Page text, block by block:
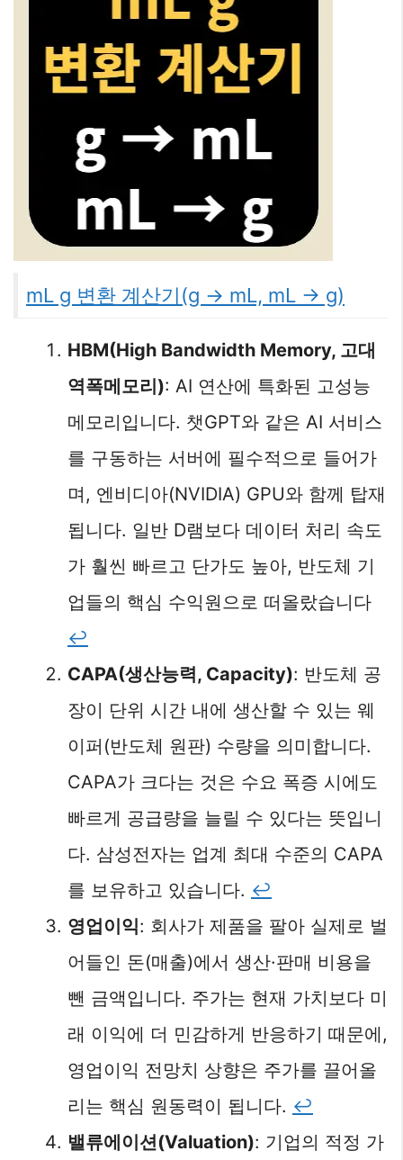
mL g 변환 계산기(g → mL, mL → g)
HBM(High Bandwidth Memory, 고대
역폭메모리): AI 연산에 특화된 고성능
메모리입니다. 챗GPT와 같은 AI 서비스
를 구동하는 서버에 필수적으로 들어가
며, 엔비디아(NVIDIA) GPU와 함께 탑재
됩니다. 일반 D램보다 데이터 처리 속도
가 훨씬 빠르고 단가도 높아, 반도체 기
업들의 핵심 수익원으로 떠올랐습니다
↩︎
CAPA(생산능력, Capacity): 반도체 공
장이 단위 시간 내에 생산할 수 있는 웨
이퍼(반도체 원판) 수량을 의미합니다.
CAPA가 크다는 것은 수요 폭증 시에도
빠르게 공급량을 늘릴 수 있다는 뜻입니
다. 삼성전자는 업계 최대 수준의 CAPA
를 보유하고 있습니다. ↩︎
영업이익: 회사가 제품을 팔아 실제로 벌
어들인 돈(매출)에서 생산·판매 비용을
뺀 금액입니다. 주가는 현재 가치보다 미
래 이익에 더 민감하게 반응하기 때문에,
영업이익 전망치 상향은 주가를 끌어올
리는 핵심 원동력이 됩니다. ↩︎
밸류에이션(Valuation): 기업의 적정 가